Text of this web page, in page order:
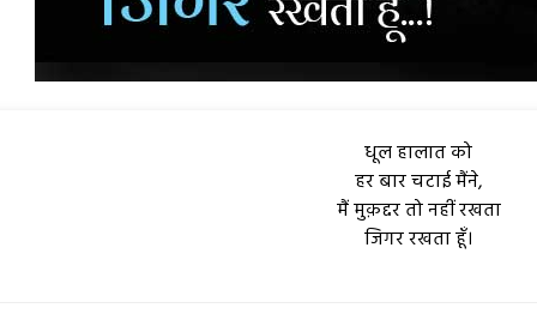
धूल हालात को
हर बार चटाई मैंने,
मैं मुक़द्दर तो नहीं रखता
जिगर रखता हूँ।